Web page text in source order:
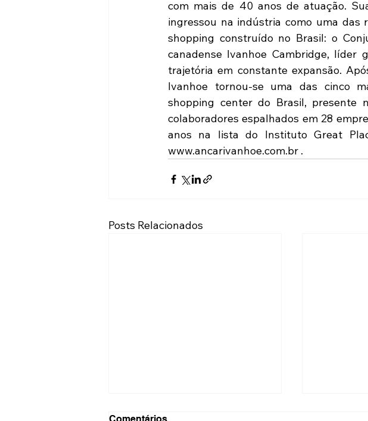
com mais de 40 anos de atuação.
ingressou na indústria como uma das
shopping construído no Brasil: o
canadense Ivanhoe Cambridge, líder
trajetória em constante expansão.
Ivanhoe tornou-se uma das cinco
shopping center do Brasil, presente
colaboradores espalhados em 28
anos na lista do Instituto Great
www.ancarivanhoe.com.br .
Posts Relacionados